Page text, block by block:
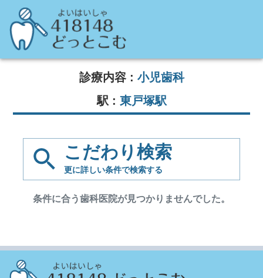
診療内容 : 小児歯科
駅 : 東戸塚駅
こだわり検索
更に詳しい条件で検索する
条件に合う歯科医院が見つかりませんでした。